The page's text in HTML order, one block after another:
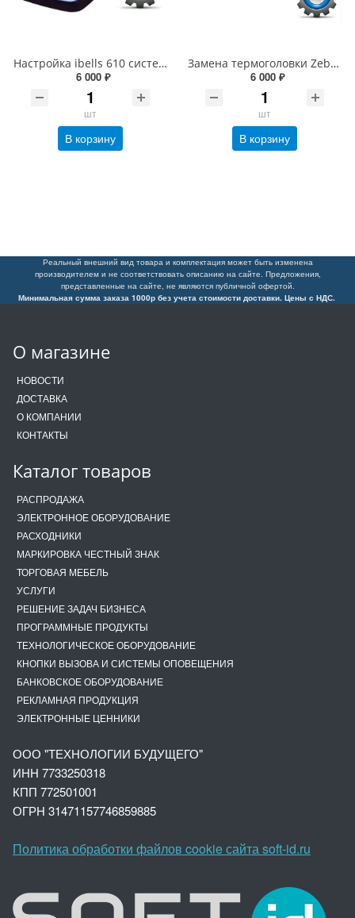
Настройка ibells 610 системы оповещения клиентов
6 000 ₽
шт
В корзину
Замена термоголовки Zebra, TSC, Godex, Toshiba, cab и др. (выезд по Москве в пределах МКАД)
6 000 ₽
шт
В корзину
Реальный внешний вид товара и комплектация может быть изменена
производителем и не соответствовать описанию на сайте. Предложения,
представленные на сайте, не являются публичной офертой.
Минимальная сумма заказа 1000р без учета стоимости доставки. Цены с НДС.
О магазине
НОВОСТИ
ДОСТАВКА
О КОМПАНИИ
КОНТАКТЫ
Каталог товаров
РАСПРОДАЖА
ЭЛЕКТРОННОЕ ОБОРУДОВАНИЕ
РАСХОДНИКИ
МАРКИРОВКА ЧЕСТНЫЙ ЗНАК
ТОРГОВАЯ МЕБЕЛЬ
УСЛУГИ
РЕШЕНИЕ ЗАДАЧ БИЗНЕСА
ПРОГРАММНЫЕ ПРОДУКТЫ
ТЕХНОЛОГИЧЕСКОЕ ОБОРУДОВАНИЕ
КНОПКИ ВЫЗОВА И СИСТЕМЫ ОПОВЕЩЕНИЯ
БАНКОВСКОЕ ОБОРУДОВАНИЕ
РЕКЛАМНАЯ ПРОДУКЦИЯ
ЭЛЕКТРОННЫЕ ЦЕННИКИ
ООО "ТЕХНОЛОГИИ БУДУЩЕГО"
ИНН 7733250318
КПП 772501001
ОГРН 31471157746859885
Политика обработки файлов cookie сайта soft-id.ru